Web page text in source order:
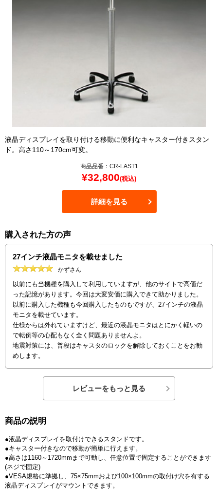
液晶ディスプレイを取り付ける移動に便利なキャスター付きスタン
ド。高さ110～170cm可変。
商品品番：CR-LAST1
¥32,800(税込)
詳細を見る
購入された方の声
27インチ液晶モニタを載せました
かずさん
以前にも当機種を購入して利用していますが、他のサイトで高価だ
った記憶があります。今回は大変安価に購入できて助かりました。
以前に購入した機種も今回購入したものもですが、27インチの液晶
モニタを載せています。
仕様からは外れていますけど、最近の液晶モニタはとにかく軽いの
で転倒等の心配もなく全く問題ありませんよ。
地震対策には、普段はキャスタのロックを解除しておくことをお勧
めします。
レビューをもっと見る
商品の説明
●液晶ディスプレイを取付けできるスタンドです。
●キャスター付きなので移動が簡単に行えます。
●高さは1160～1720mmまで可動し、任意位置で固定することができます
(ネジで固定)
●VESA規格に準拠し、75×75mmおよび100×100mmの取付け穴を有する
液晶ディスプレイがマウントできます。